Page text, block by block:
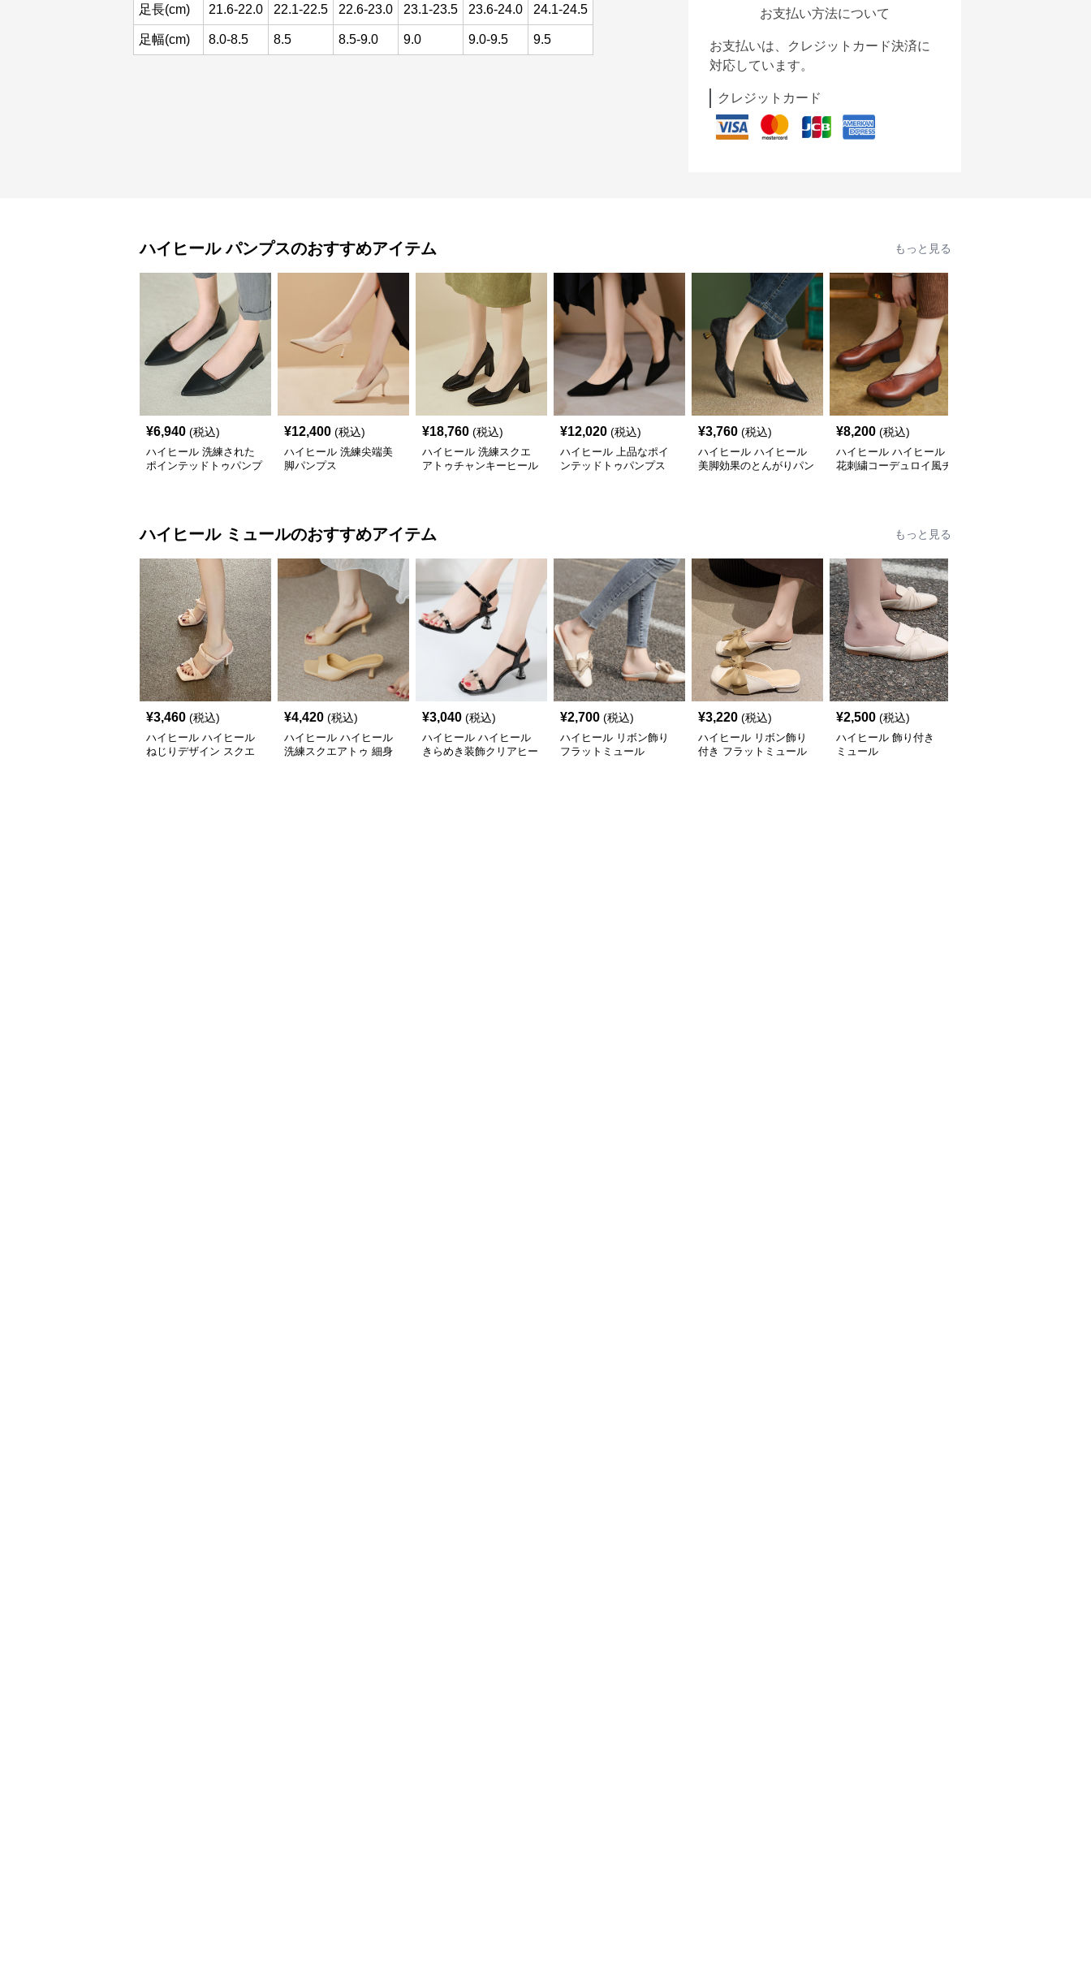
足長(cm) 21.6-22.0 22.1-22.5 22.6-23.0 23.1-23.5 23.6-24.0 24.1-24.5
足幅(cm) 8.0-8.5 8.5 8.5-9.0 9.0 9.0-9.5 9.5
お支払い方法について
お支払いは、クレジットカード決済に
対応しています。
クレジットカード
ハイヒール パンプスのおすすめアイテム もっと見る
¥6,940 (税込)
ハイヒール 洗練された
ポインテッドトゥパンプ
¥12,400 (税込)
ハイヒール 洗練尖端美
脚パンプス
¥18,760 (税込)
ハイヒール 洗練スクエ
アトゥチャンキーヒール
¥12,020 (税込)
ハイヒール 上品なポイ
ンテッドトゥパンプス
¥3,760 (税込)
ハイヒール ハイヒール
美脚効果のとんがりパン
¥8,200 (税込)
ハイヒール ハイヒール
花刺繍コーデュロイ風チ
ハイヒール ミュールのおすすめアイテム もっと見る
¥3,460 (税込)
ハイヒール ハイヒール
ねじりデザイン スクエ
¥4,420 (税込)
ハイヒール ハイヒール
洗練スクエアトゥ 細身
¥3,040 (税込)
ハイヒール ハイヒール
きらめき装飾クリアヒー
¥2,700 (税込)
ハイヒール リボン飾り
フラットミュール
¥3,220 (税込)
ハイヒール リボン飾り
付き フラットミュール
¥2,500 (税込)
ハイヒール 飾り付き
ミュール